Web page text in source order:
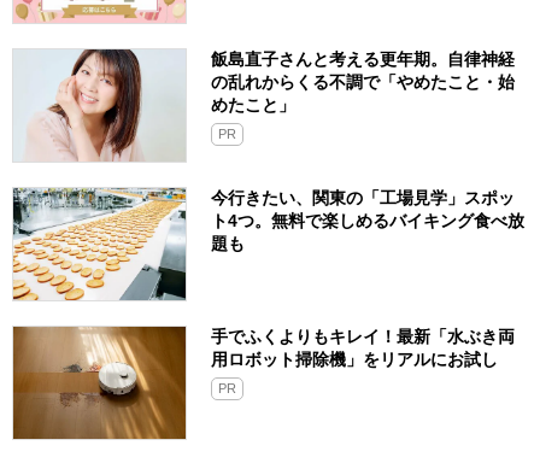
飯島直子さんと考える更年期。自律神経
の乱れからくる不調で「やめたこと・始
めたこと」
PR
今行きたい、関東の「工場見学」スポッ
ト4つ。無料で楽しめるバイキング食べ放
題も
手でふくよりもキレイ！最新「水ぶき両
用ロボット掃除機」をリアルにお試し
PR